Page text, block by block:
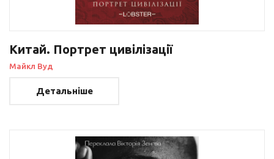
Китай. Портрет цивілізації
Майкл Вуд
Детальніше